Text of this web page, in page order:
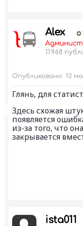
Alex
11 968
Опубликовано: 13
Глянь, для
Здесь схожая
появляется
из-за того, что
закрывается
ista011